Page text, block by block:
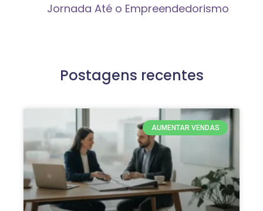
Jornada Até o Empreendedorismo
Postagens recentes
AUMENTAR VENDAS